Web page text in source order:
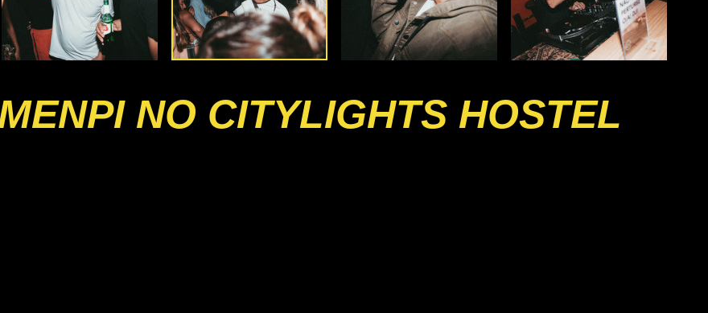
NO CITYLIGHTS HOSTEL